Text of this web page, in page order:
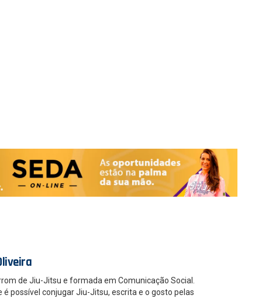
de Jiu-Jitsu e formada em Comunicação Social.
possível conjugar Jiu-Jitsu, escrita e o gosto pelas